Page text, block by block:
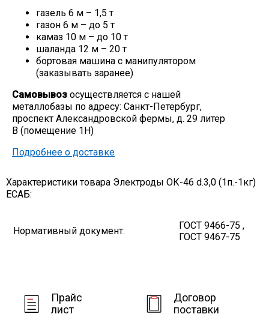
Скобо-гибочные изделия
Остальное
Нержавейка
Алюминиевый прокат
газель 6 м – 1,5 т
газон 6 м – до 5 т
камаз 10 м – до 10 т
шаланда 12 м – 20 т
бортовая машина с манипулятором
(заказывать заранее)
Самовывоз осуществляется с нашей
металлобазы по адресу: Санкт-Петербург,
проспект Александровской фермы, д. 29 литер
В (помещение 1Н)
Подробнее о доставке
Характеристики товара Электроды ОК-46 d.3,0 (1п.-1кг)
EСАБ:
Нормативный документ:
ГОСТ 9466-75 ,
ГОСТ 9467-75
Прайс
лист
Договор
поставки